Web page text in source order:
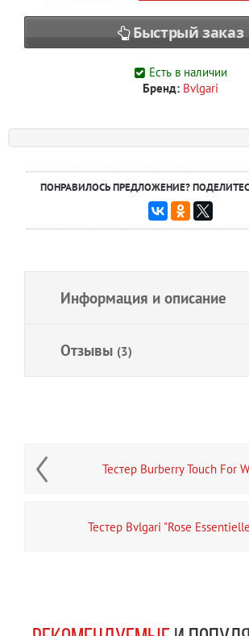
Быстрый заказ
Есть в наличии
Бренд: Bvlgari
ПОНРАВИЛОСЬ ПРЕДЛОЖЕНИЕ?
Информация и описание
Отзывы (3)
Тестер Burberry Touch For
Тестер Bvlgari "Rose